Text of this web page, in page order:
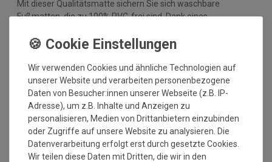
Mit dieser Qualitätsmatte sichern Sie sich waschbare
Fußmatten, die zu 100% PVC-frei sind. Dank eines
ruschfest. Einem sicheren Gebrauch auch auf
Fußbodenheizungen steht somit nichts mehr im Wege.
Vor dem ersten Gebrauch waschen Sie die Fußmatte separat
bei angegebener Temperatur mit Feinwaschmittel und legen
sie flach zum Trocknen aus. Dadurch richten sich die Fasern
auf, der Mattenflor wird aktiviert und transportbedingte Falten
und Knicke werden wieder glatt. Pflegen Sie so Ihre
Fußmatte regelmäßig und Sie werden überrascht sein, wie
viele Jahre Qualität und Farbe erhalten bleiben.
Wir verwenden Cookies und ähnliche Technologien auf
unserer Website und verarbeiten personenbezogene
Daten von Besucher:innen unserer Webseite (z.B. IP-
Adresse), um z.B. Inhalte und Anzeigen zu
personalisieren, Medien von Drittanbietern einzubinden
oder Zugriffe auf unsere Website zu analysieren. Die
Datenverarbeitung erfolgt erst durch gesetzte Cookies.
Wir teilen diese Daten mit Dritten, die wir in den